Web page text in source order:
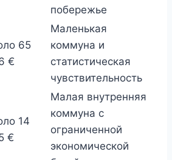
побережье
65
€
Маленькая
коммуна и
статистическая
чувствительность
14
€
Малая внутренняя
коммуна с
ограниченной
экономической